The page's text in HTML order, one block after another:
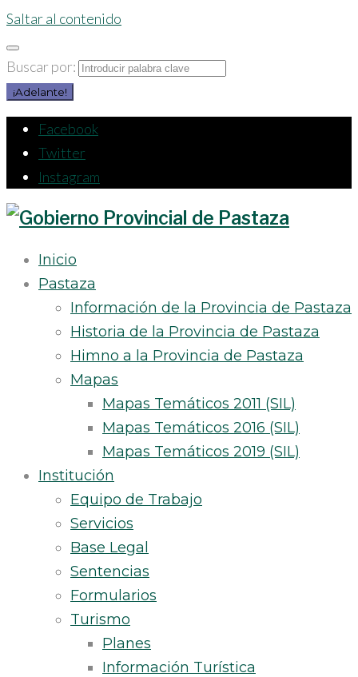
Saltar al contenido
Buscar por:
¡Adelante!
Facebook
Twitter
Instagram
Inicio
Pastaza
Información de la Provincia de Pastaza
Historia de la Provincia de Pastaza
Himno a la Provincia de Pastaza
Mapas
Mapas Temáticos 2011 (SIL)
Mapas Temáticos 2016 (SIL)
Mapas Temáticos 2019 (SIL)
Institución
Equipo de Trabajo
Servicios
Base Legal
Sentencias
Formularios
Turismo
Planes
Información Turística